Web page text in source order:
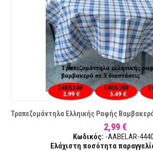
Τραπεζομάντηλα Ελληικής Ραφής
2,99 €
Κωδικός: -AABELAR-
Ελάχιστη ποσότητα